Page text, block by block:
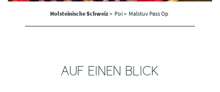
Holsteinische Schweiz> Poi > Malstuv Pass Op
AUF EINEN BLICK